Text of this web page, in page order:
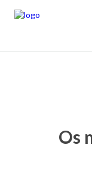
Os